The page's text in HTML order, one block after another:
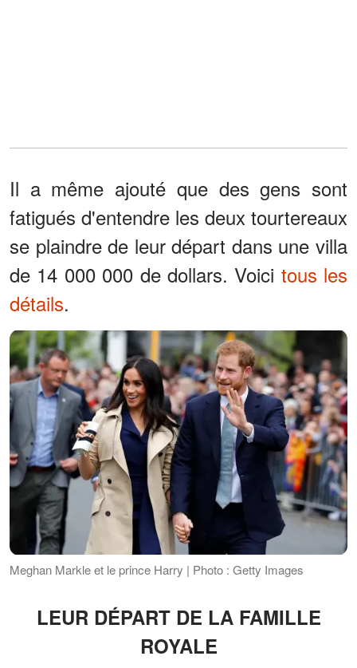
Il a même ajouté que des gens sont
fatigués d'entendre les deux tourtereaux
se plaindre de leur départ dans une villa
de 14 000 000 de dollars. Voici tous les
détails.
Meghan Markle et le prince Harry | Photo : Getty Images
LEUR DÉPART DE LA FAMILLE
ROYALE